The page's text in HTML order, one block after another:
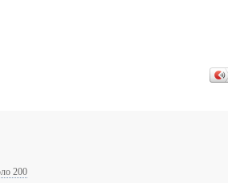
200